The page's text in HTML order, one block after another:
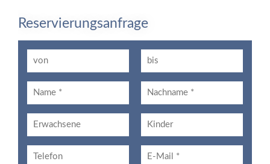
Reservierungsanfrage